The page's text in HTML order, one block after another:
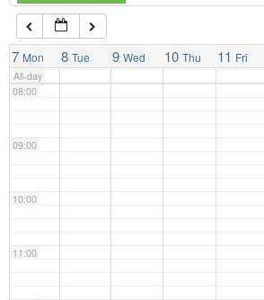
7 Mon 8 Tue 9 Wed 10 Thu 11 Fri
All-day
07:00
08:00
09:00
10:00
11:00